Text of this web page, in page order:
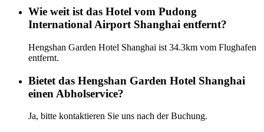
Wie weit ist das Hotel vom Pudong
International Airport Shanghai entfernt?
Hengshan Garden Hotel Shanghai ist 34.3km vom Flughafen
entfernt.
Bietet das Hengshan Garden Hotel Shanghai
einen Abholservice?
Ja, bitte kontaktieren Sie uns nach der Buchung.